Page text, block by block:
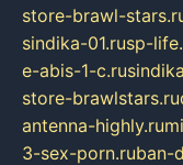
store-brawl-
sindika-01.rusp-
e-abis-1-c.ru
store-brawlstars.ru
antenna-highly.ru
3-sex-porn.ruban-